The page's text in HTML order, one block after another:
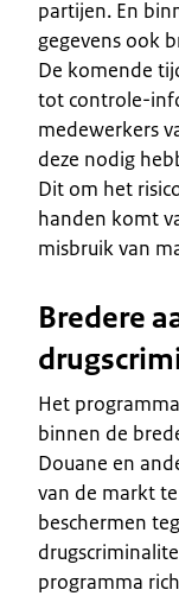
partijen. En
gegevens ook
De komende
tot controle-
medewerkers
deze nodig
Dit om het
handen komt
misbruik van
Bredere
Het
binnen de
Douane en
van de markt
beschermen
programma